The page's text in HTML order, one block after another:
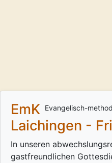
Evangelisch-
EmK
Laichingen -
In unseren
gastfreundlichen